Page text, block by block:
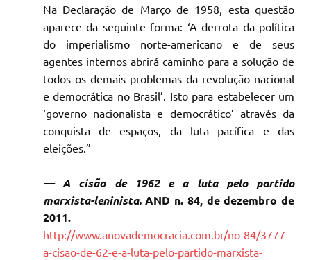
Na Declaração de Março de 1958, esta questão
aparece da seguinte forma: ‘A derrota da política
do imperialismo norte-americano e de seus
agentes internos abrirá caminho para a solução de
todos os demais problemas da revolução nacional
e democrática no Brasil’. Isto para estabelecer um
‘governo nacionalista e democrático’ através da
conquista de espaços, da luta pacífica e das
eleições.”
— A cisão de 1962 e a luta pelo partido
marxista-leninista. AND n. 84, de dezembro de
2011.
http://www.anovademocracia.com.br/no-84/3777-
a-cisao-de-62-e-a-luta-pelo-partido-marxista-